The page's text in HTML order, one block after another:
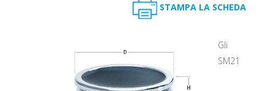
STAMPA LA SCHEDA
Gli
SM21